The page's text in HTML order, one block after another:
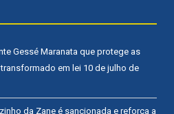
Gessé Maranata que protege as
em lei 10 de julho de
da Zane é sancionada e reforça a